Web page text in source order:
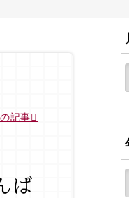
記事
ば